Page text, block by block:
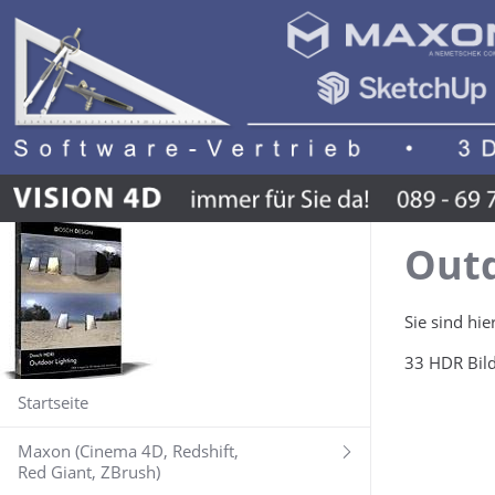
Startseite
Maxon (Cinema 4D, Redshift,
Red Giant, ZBrush)
Sie sind
33 HDR